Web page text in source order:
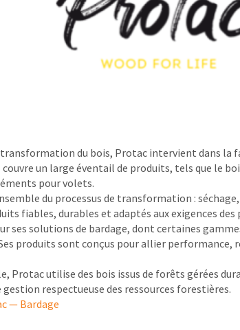
du bois, Protac intervient dans
un large éventail de produits, tels que le
pour volets.
du processus de transformation :
fiables, durables et adaptés aux exigences
ses solutions de bardage, dont certaines
produits sont conçus pour allier performance,
Protac utilise des bois issus de forêts gérées
respectueuse des ressources forestières.
— Bardage